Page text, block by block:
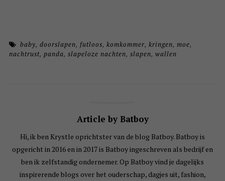
baby,doorslapen, futloos,komkommer,kringen, moe,
nachtrust, panda, slapeloze nachten, slapen, wallen
Article by Batboy
Hi, ik ben Krystle oprichtster van de blog Batboy. Batboy is
opgericht in 2016 en in 2017 is Batboy ingeschreven als bedrijf en
ben ik zelfstandig ondernemer. Op Batboy vind je dagelijks
inspirerende blogs over het ouderschap, dagjes uit, fashion,